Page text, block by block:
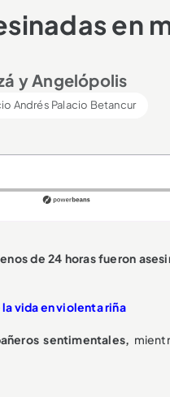
en
y Angelópolis
Andrés Palacio Betancur
de 24 horas fueron
vida en violenta riña
sentimentales,